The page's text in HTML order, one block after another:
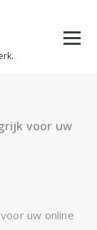
voor uw
uw online